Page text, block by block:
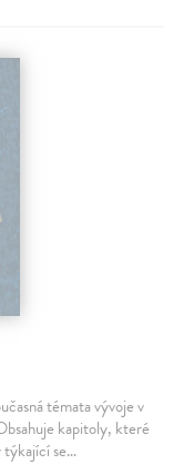
témata vývoje v
kapitoly, které
týkající se…